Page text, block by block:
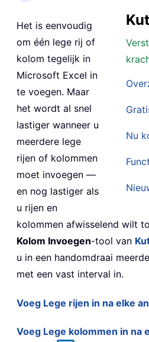
Nu
Het is eenvoudig
om één lege rij of
kolom tegelijk in
Microsoft Excel in
te voegen. Maar
het wordt al snel
lastiger wanneer u
meerdere lege
rijen of kolommen
moet invoegen —
en nog lastiger als
u rijen en
kolommen afwisselend wilt
Kolom Invoegen-tool van
u in een handomdraai
met een vast interval in.
Voeg Lege rijen in na elke
Voeg Lege kolommen in na